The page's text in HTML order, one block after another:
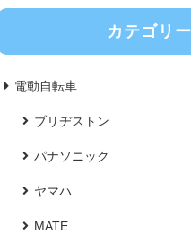
カテゴリー
電動自転車
ブリヂストン
パナソニック
ヤマハ
MATE